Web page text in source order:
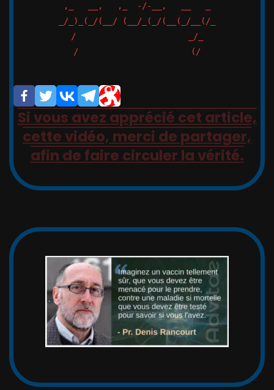
,_   __,   ,_  -/-__,   __   _
_/_)_(_/(__/ (__/_(_/(__(_/__(/_
/                       _/_
/                       (/
Si vous avez apprécié cet article,
cette vidéo, merci de partager,
afin de faire circuler la vérité.